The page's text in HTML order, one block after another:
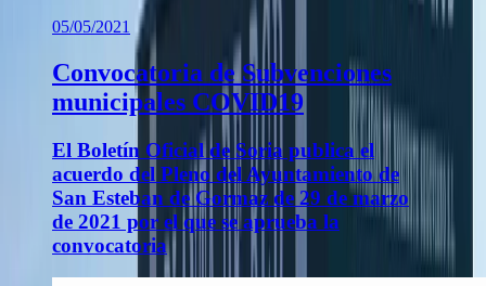
05/05/2021
Convocatoria de Subvenciones
municipales COVID19
El Boletín Oficial de Soria publica el
acuerdo del Pleno del Ayuntamiento de
San Esteban de Gormaz de 29 de marzo
de 2021 por el que se aprueba la
convocatoria